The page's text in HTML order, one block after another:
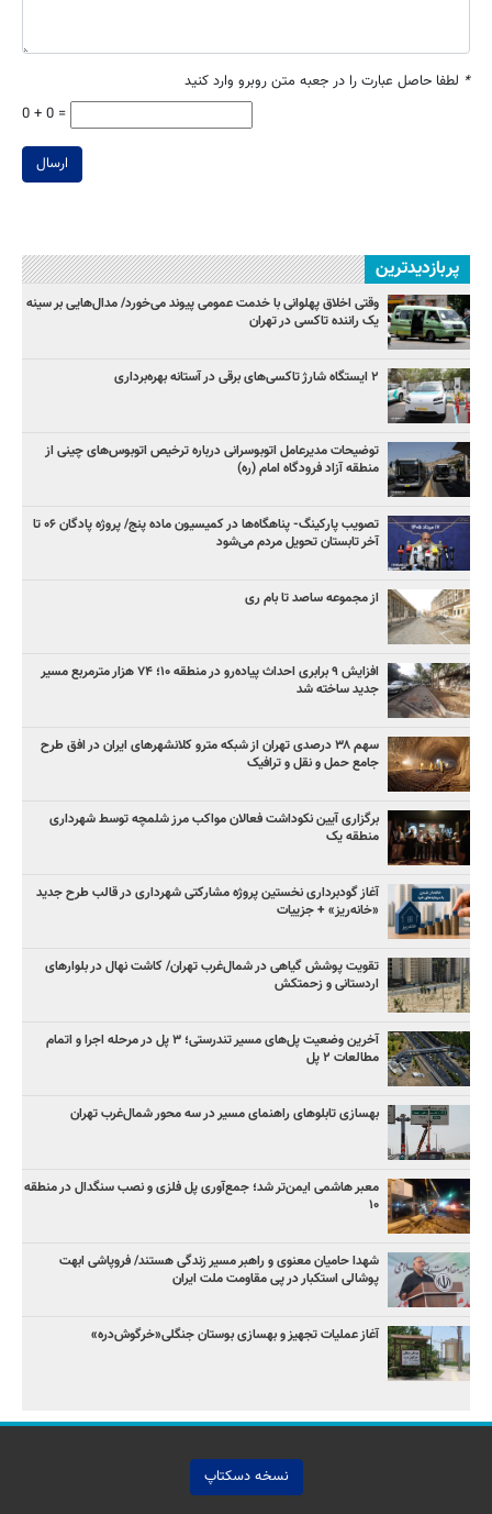
* لطفا حاصل عبارت را در جعبه متن روبرو وارد کنید
0 + 0 =
ارسال
پربازدیدترین
وقتی اخلاق پهلوانی با خدمت عمومی پیوند می‌خورد/ مدال‌هایی بر سینه
یک راننده تاکسی در تهران
۲ ایستگاه شارژ تاکسی‌های برقی در آستانه بهره‌برداری
توضیحات مدیرعامل اتوبوسرانی درباره ترخیص اتوبوس‌های چینی از
منطقه آزاد فرودگاه امام (ره)
تصویب پارکینگ- پناهگاه‌ها در کمیسیون ماده پنج/ پروژه پادگان ۰۶ تا
آخر تابستان تحویل مردم می‌شود
از مجموعه ساصد تا بام ری
افزایش ۹ برابری احداث پیاده‌رو در منطقه ۱۰؛ ۷۴ هزار مترمربع مسیر
جدید ساخته شد
سهم ۳۸ درصدی تهران از شبکه مترو کلانشهرهای ایران در افق طرح
جامع حمل و نقل و ترافیک
برگزاری آیین نکوداشت فعالان مواکب مرز شلمچه توسط شهرداری
منطقه یک
آغاز گودبرداری نخستین پروژه مشارکتی شهرداری در قالب طرح جدید
«خانه‌ریز» + جزییات
تقویت پوشش گیاهی در شمال‌غرب تهران/ کاشت نهال در بلوارهای
اردستانی و زحمتکش
آخرین وضعیت پل‌های مسیر تندرستی؛ ۳ پل در مرحله اجرا و اتمام
مطالعات ۲ پل
بهسازی تابلوهای راهنمای مسیر در سه محور شمال‌غرب تهران
معبر هاشمی ایمن‌تر شد؛ جمع‌آوری پل فلزی و نصب سنگدال در منطقه
۱۰
شهدا حامیان معنوی و راهبر مسیر زندگی هستند/ فروپاشی ابهت
پوشالی استکبار در پی مقاومت ملت ایران
آغاز عملیات تجهیز و بهسازی بوستان جنگلی«خرگوش‌دره»
نسخه دسکتاپ